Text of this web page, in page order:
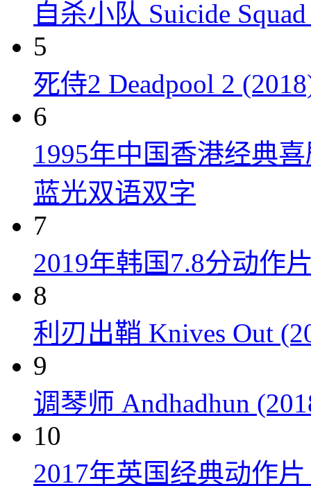
自杀小队 Suicide
5
死侍2 Deadpool 2
6
1995年中国香港经典
蓝光双语双字
7
2019年韩国7.8分动作
8
利刃出鞘 Knives Out
9
调琴师 Andhadhun
10
2017年英国经典动作